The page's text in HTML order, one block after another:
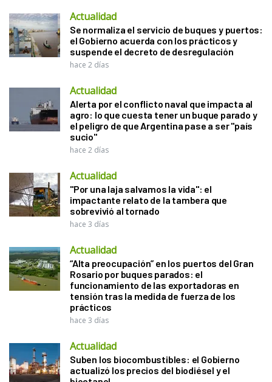
Actualidad
Se normaliza el servicio de buques y puertos:
el Gobierno acuerda con los prácticos y
suspende el decreto de desregulación
hace 2 días
Actualidad
Alerta por el conflicto naval que impacta al
agro: lo que cuesta tener un buque parado y
el peligro de que Argentina pase a ser "país
sucio"
hace 2 días
Actualidad
"Por una laja salvamos la vida": el
impactante relato de la tambera que
sobrevivió al tornado
hace 3 días
Actualidad
“Alta preocupación” en los puertos del Gran
Rosario por buques parados: el
funcionamiento de las exportadoras en
tensión tras la medida de fuerza de los
prácticos
hace 3 días
Actualidad
Suben los biocombustibles: el Gobierno
actualizó los precios del biodiésel y el